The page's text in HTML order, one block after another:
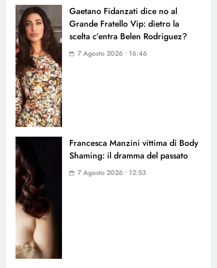
Gaetano Fidanzati dice no al
Grande Fratello Vip: dietro la
scelta c’entra Belen Rodriguez?
7 Agosto 2026 • 16:46
Francesca Manzini vittima di Body
Shaming: il dramma del passato
7 Agosto 2026 • 12:53